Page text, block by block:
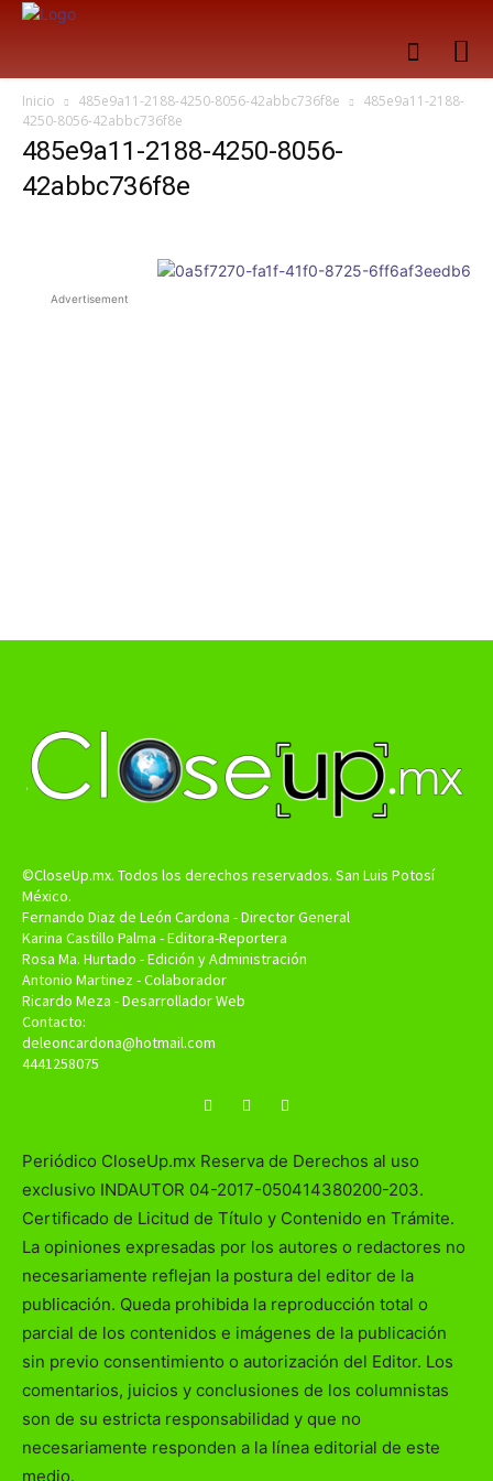
Inicio 485e9a11-2188-4250-8056-42abbc736f8e
485e9a11-2188-
4250-8056-42abbc736f8e
485e9a11-2188-4250-8056-
42abbc736f8e
Advertisement
©CloseUp.mx. Todos los derechos reservados. San Luis Potosí
México.
Fernando Diaz de León Cardona - Director General
Karina Castillo Palma - Editora-Reportera
Rosa Ma. Hurtado - Edición y Administración
Antonio Martinez - Colaborador
Ricardo Meza - Desarrollador Web
Contacto:
deleoncardona@hotmail.com
4441258075
Periódico CloseUp.mx Reserva de Derechos al uso
exclusivo INDAUTOR 04-2017-050414380200-203.
Certificado de Licitud de Título y Contenido en Trámite.
La opiniones expresadas por los autores o redactores no
necesariamente reflejan la postura del editor de la
publicación. Queda prohibida la reproducción total o
parcial de los contenidos e imágenes de la publicación
sin previo consentimiento o autorización del Editor. Los
comentarios, juicios y conclusiones de los columnistas
son de su estricta responsabilidad y que no
necesariamente responden a la línea editorial de este
medio.